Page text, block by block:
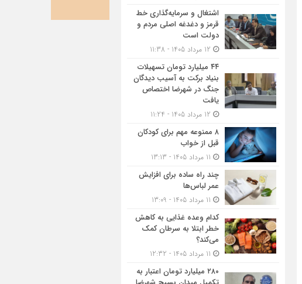
اشتغال و سرمایه‌گذاری خط
قرمز و دغدغه اصلی مردم و
دولت است
۴۴ میلیارد تومان تسهیلات
بنیاد برکت به آسیب دیدگان
جنگ در شهرضا اختصاص
یافت
۸ ممنوعه مهم برای کودکان
قبل از خواب
چند راه ساده برای افزایش
عمر لباس‌ها
کدام وعده غذایی به کاهش
خطر ابتلا به سرطان کمک
می‌کند؟
۲۸۰ میلیارد تومان اعتبار به